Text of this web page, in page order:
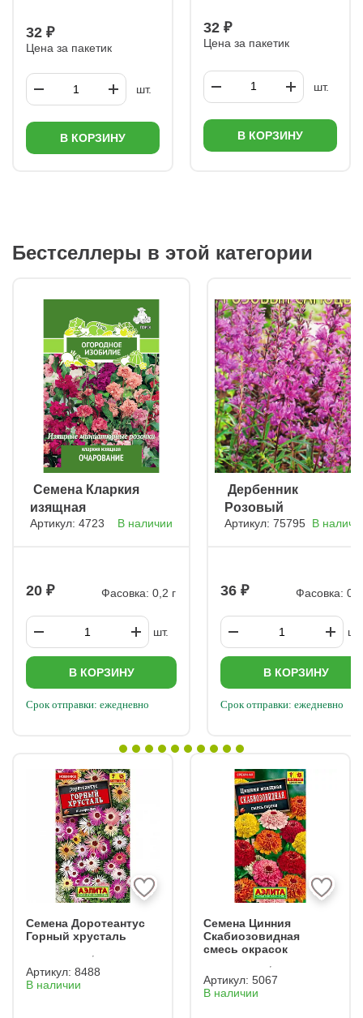
32 ₽
Цена за пакетик
шт.
В КОРЗИНУ
32 ₽
Цена за пакетик
шт.
В КОРЗИНУ
Бестселлеры в этой категории
ㅤ Семена Кларкия
изящная
Очарование
Артикул: 4723 В наличии
20 Фасовка: 0,2 г
шт.
В КОРЗИНУ
Срок отправки: ежедневно
ㅤ Дербенник
Розовый
самоцвет
Артикул: 75795 В
36 Фасовка: 0,1
шт.
В КОРЗИНУ
Срок отправки: ежедневно
Семена Доротеантус
Горный хрусталь
Артикул: 8488
В наличии
Семена Цинния
Скабиозовидная
смесь окрасок
Артикул: 5067
В наличии